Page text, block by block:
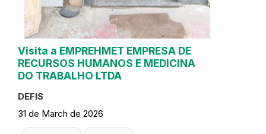
Visita a EMPREHMET EMPRESA DE
RECURSOS HUMANOS E MEDICINA
DO TRABALHO LTDA
DEFIS
31 de March de 2026